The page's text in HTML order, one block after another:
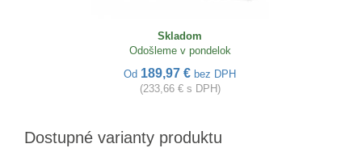
Skladom
Odošleme v pondelok
Od 189,97 € bez DPH
(233,66 € s DPH)
Dostupné varianty produktu